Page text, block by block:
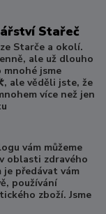
Stařeč
Starče a okolí.
ale už dlouho
jsme
ale věděli jste, že
více než jen
vám můžeme
oblasti zdravého
předávat vám
používání
zboží. Jsme